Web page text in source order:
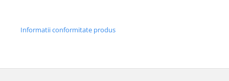
Informatii conformitate produs